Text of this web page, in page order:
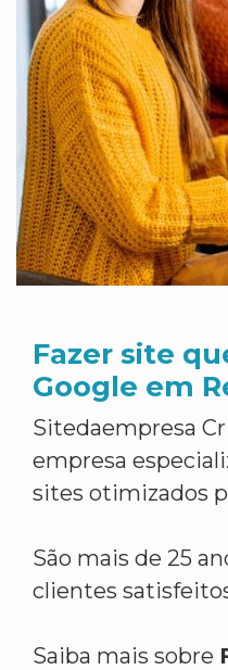
Fazer site
Google em
Sitedaempresa
empresa
sites otimizados
São mais de 25
clientes
Saiba mais sobre